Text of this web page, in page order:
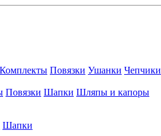
Комплекты Повязки Ушанки Чепчики
Повязки Шапки Шляпы и капоры
Шапки